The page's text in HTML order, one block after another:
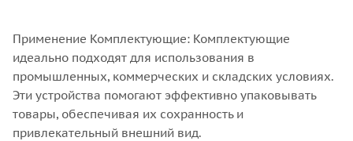
Применение Комплектующие: Комплектующие
идеально подходят для использования в
промышленных, коммерческих и складских условиях.
Эти устройства помогают эффективно упаковывать
товары, обеспечивая их сохранность и
привлекательный внешний вид.